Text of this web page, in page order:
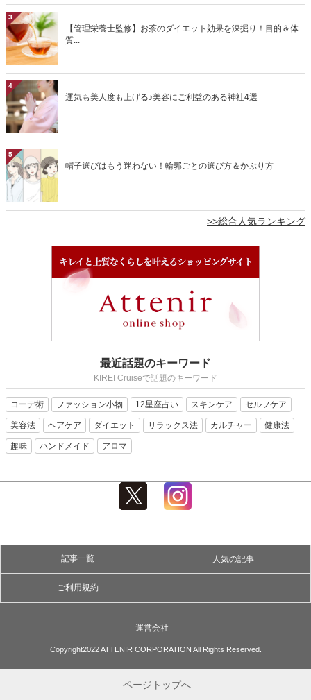
3
【管理栄養士監修】お茶のダイエット効果を深掘り！目的＆体
質...
4
運気も美人度も上げる♪美容にご利益のある神社4選
5
帽子選びはもう迷わない！輪郭ごとの選び方＆かぶり方
>>総合人気ランキング
最近話題のキーワード
KIREI Cruiseで話題のキーワード
コーデ術 ファッション小物 12星座占い スキンケア セルフケア
美容法 ヘアケア ダイエット リラックス法 カルチャー 健康法
趣味 ハンドメイド アロマ
記事一覧 人気の記事
ご利用規約
運営会社
Copyright2022 ATTENIR CORPORATION All Rights Reserved.
ページトップへ